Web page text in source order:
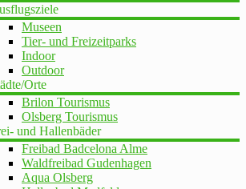
Museen
Tier- und Freizeitparks
Indoor
Outdoor
Orte
Brilon Tourismus
Olsberg Tourismus
und Hallenbäder
Freibad Badcelona Alme
Waldfreibad Gudenhagen
Aqua Olsberg